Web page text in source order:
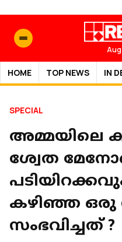
HOME TOP NEWS IN
SPECIAL
അമ്മയിലെ
ശ്വേത
കഴിഞ്ഞ ഒരു
സംഭവിച്ചത് ?